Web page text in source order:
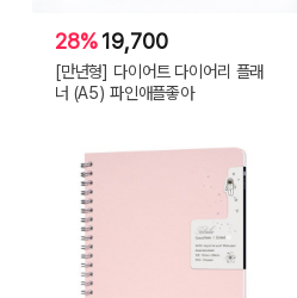
28%19,700
[만년형] 다이어트 다이어리 플래
너 (A5) 파인애플좋아